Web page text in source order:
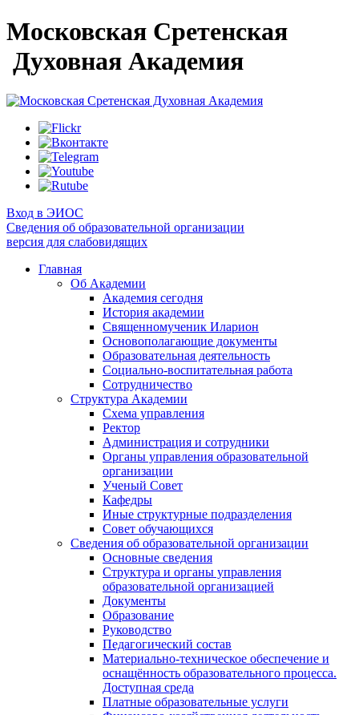
Московская Сретенская
Духовная Академия
Вход в ЭИОС
Сведения об образовательной организации
версия для слабовидящих
Главная
Об Академии
Академия сегодня
История академии
Священномученик Иларион
Основополагающие документы
Образовательная деятельность
Социально-воспитательная работа
Сотрудничество
Структура Академии
Схема управления
Ректор
Администрация и сотрудники
Органы управления образовательной
организации
Ученый Совет
Кафедры
Иные структурные подразделения
Совет обучающихся
Сведения об образовательной организации
Основные сведения
Структура и органы управления
образовательной организацией
Документы
Образование
Руководство
Педагогический состав
Материально-техническое обеспечение и
оснащённость образовательного процесса.
Доступная среда
Платные образовательные услуги